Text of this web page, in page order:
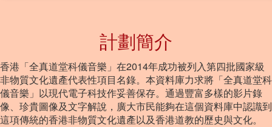
計劃簡介
香港「全真道堂科儀音樂」在2014年成功被列入第四批國家級
非物質文化遺產代表性項目名錄。本資料庫力求將「全真道堂科
儀音樂」以現代電子科技作妥善保存。通過豐富多樣的影片錄
像、珍貴圖像及文字解說，廣大市民能夠在這個資料庫中認識到
這項傳統的香港非物質文化遺產以及香港道教的歷史與文化。